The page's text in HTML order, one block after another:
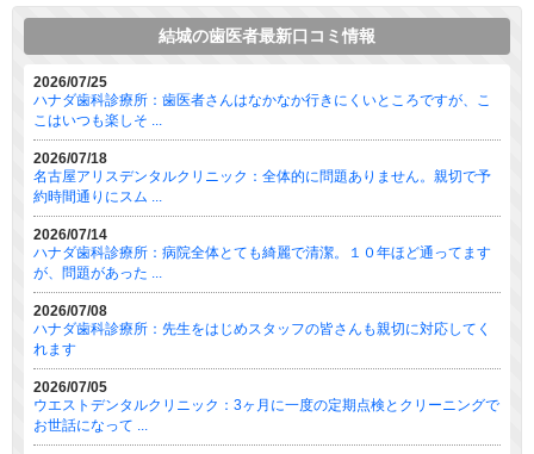
結城の歯医者最新口コミ情報
2026/07/25
ハナダ歯科診療所：歯医者さんはなかなか行きにくいところですが、こ
こはいつも楽しそ ...
2026/07/18
名古屋アリスデンタルクリニック：全体的に問題ありません。親切で予
約時間通りにスム ...
2026/07/14
ハナダ歯科診療所：病院全体とても綺麗で清潔。１０年ほど通ってます
が、問題があった ...
2026/07/08
ハナダ歯科診療所：先生をはじめスタッフの皆さんも親切に対応してく
れます
2026/07/05
ウエストデンタルクリニック：3ヶ月に一度の定期点検とクリーニングで
お世話になって ...